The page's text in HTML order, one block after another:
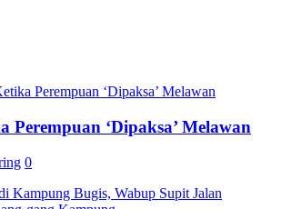
Perempuan ‘Dipaksa’ Melawan
0